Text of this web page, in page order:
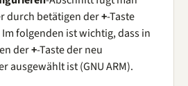
durch betätigen der+-Taste
Im folgenden ist wichtig, dass in
der+-Taste der neu
ausgewählt ist (GNU ARM).